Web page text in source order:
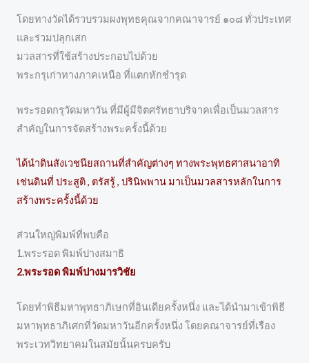
โดยทางวัดได้รวบรวมผงพุทธคุณจากคณาจารย์ ๑๐๘ ทั่วประเทศ
และร่วมปลุกเสก
มวลสารที่ใช้สร้างประกอบไปด้วย
พระกรุเก่าทางภาคเหนือ ที่แตกหักชำรุด
พระรอดกรุวัดมหาวัน ที่มีผู้มีจิตศรัทธาบริจาคเพื่อเป็นมวลสาร
สำคัญในการจัดสร้างพระครั้งนี้ด้วย
ได้นำดินสังเวชนียสถานที่สำคัญต่างๆ ทางพระพุทธศาสนาอาทิ
เช่นดินที่ ประสูติ , ตรัสรู้ , ปรินิพพาน มาเป็นมวลสารหลักในการ
สร้างพระครั้งนี้ด้วย
ส่วนใหญ่พิมพ์ที่พบคือ
1.พระรอด พิมพ์ปางสมาธิ
2.พระรอด พิมพ์ปางมารวิชัย
โดยทำพิธีมหาพุทธาภิเษกที่อินเดียครั้งหนึ่ง และได้นำมาเข้าพิธี
มหาพุทธาภิเศกที่วัดมหาวันอีกครั้งหนึ่ง โดยคณาจารย์ที่เรือง
พระเวทวิทยาคมในสมัยนั้นครบครับ